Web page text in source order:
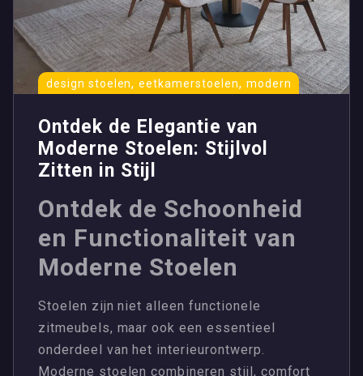
design stoelen,eetkamerstoelen, modern
Ontdek de Elegantie van
Moderne Stoelen: Stijlvol
Zitten in Stijl
Ontdek de Schoonheid
en Functionaliteit van
Moderne Stoelen
Stoelen zijn niet alleen functionele
zitmeubels, maar ook een essentieel
onderdeel van het interieurontwerp.
Moderne stoelen combineren stijl, comfort